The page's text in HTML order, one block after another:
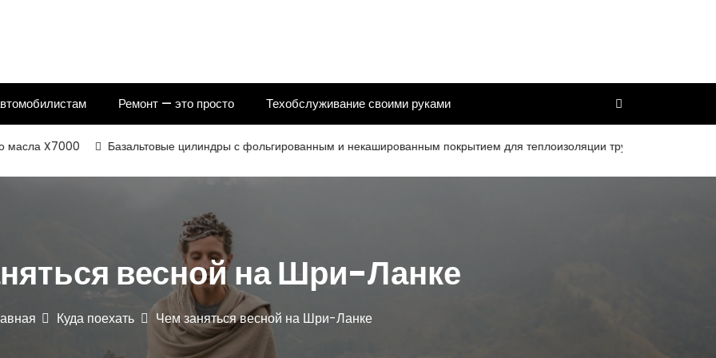
Ремонт — это просто Техобслуживание своими руками
X7000 Базальтовые цилиндры с фольгированным и некашированным покрытием для теплоизоляции труб и дымоходов со
весной на Шри-Ланке
Куда поехать Чем заняться весной на Шри-Ланке